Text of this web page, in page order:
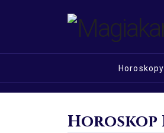
Horoskopy
Horoskop